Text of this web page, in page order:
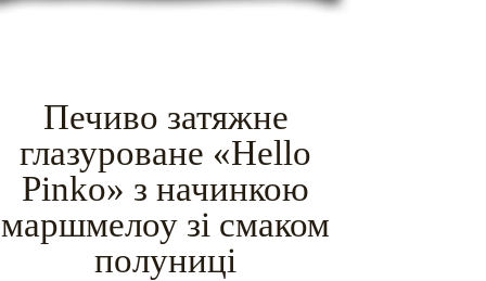
Печиво затяжне
глазуроване «Hello
Pinko» з начинкою
маршмелоу зі смаком
полуниці